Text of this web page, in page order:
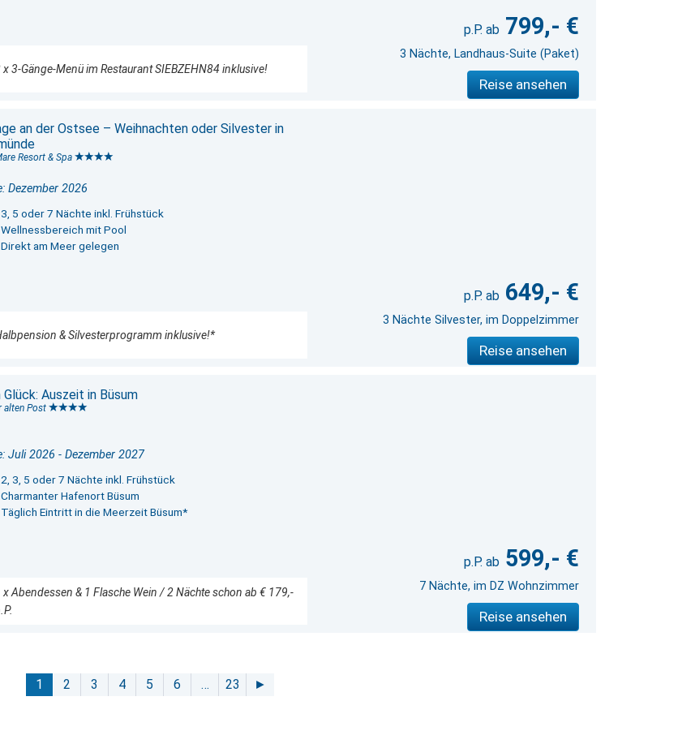
x 3-Gänge-Menü im Restaurant SIEBZEHN84 inklusive!
799,- €
3 Nächte, Landhaus-Suite (Paket)
Reise ansehen
an der Ostsee – Weihnachten oder Silvester in
Resort & Spa
Dezember 2026
3, 5 oder 7 Nächte inkl. Frühstück
Wellnessbereich mit Pool
Direkt am Meer gelegen
& Silvesterprogramm inklusive!*
649,- €
3 Nächte Silvester, im Doppelzimmer
Reise ansehen
Glück: Auszeit in Büsum
alten Post
Juli 2026 - Dezember 2027
2, 3, 5 oder 7 Nächte inkl. Frühstück
Charmanter Hafenort Büsum
Täglich Eintritt in die Meerzeit Büsum*
x Abendessen & 1 Flasche Wein / 2 Nächte schon ab € 179,-
599,- €
7 Nächte, im DZ Wohnzimmer
Reise ansehen
1 2 3 4 5 6 … 23 ►